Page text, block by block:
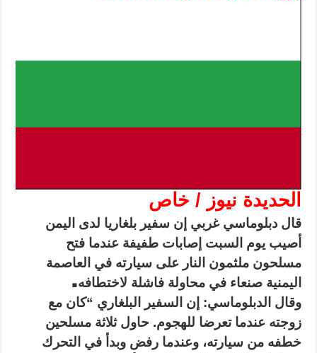
الحديدة نيوز / خاص
قال دبلوماسي غربي إن سفير بلغاريا لدى اليمن
أصيب يوم السبت إصابات طفيفة عندما فتح
مسلحون ملثمون النار على سيارته في العاصمة
اليمنية صنعاء في محاولة فاشلة لاختطافه.
وقال الدبلوماسي: إن السفير البلغاري “كان مع
زوجته عندما تعرضا للهجوم. حاول ثلاثة مسلحين
خطفه من سيارته، وعندما رفض وبدأ في التحرك